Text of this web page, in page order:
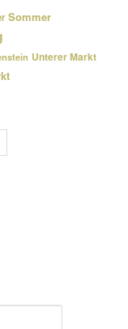
Sommer
Unterer Markt